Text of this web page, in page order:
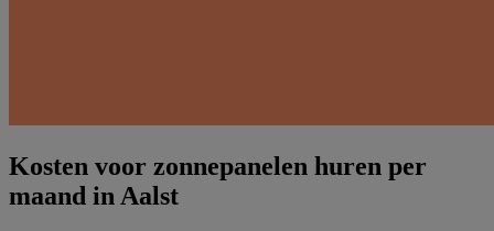
Kosten voor zonnepanelen huren per
maand in Aalst